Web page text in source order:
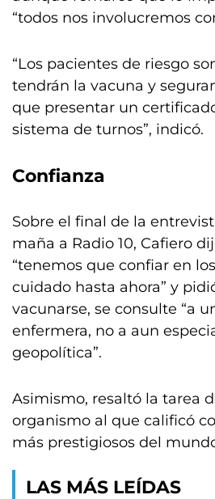
“todos nos involucremos
“Los pacientes de riesgo
tendrán la vacuna y
que presentar un
sistema de turnos”, indicó.
Confianza
Sobre el final de la
maña a Radio 10, Cafiero
“tenemos que confiar en
cuidado hasta ahora” y
vacunarse, se consulte “a
enfermera, no a aun
geopolítica”.
Asimismo, resaltó la tarea
organismo al que calificó
más prestigiosos del
LAS MÁS LEÍDAS